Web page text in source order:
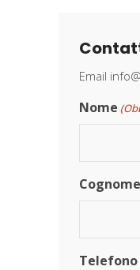
Email
Nome
Cognome
Telefono